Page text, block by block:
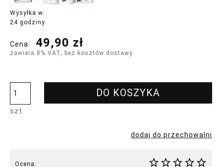
Wysyłka w:
24 godziny
Cena: 49,90 zł
zawiera 8% VAT, bez kosztów dostawy
szt.
DO KOSZYKA
dodaj do przechowalni
Ocena: